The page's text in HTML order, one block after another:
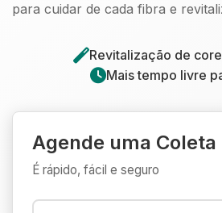
para cuidar de cada fibra e
Revitalização de
Mais tempo livre
Agende uma Coleta
É rápido, fácil e seguro